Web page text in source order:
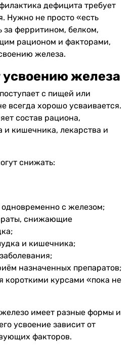
дефицита требует
Нужно не просто «есть
за ферритином, белком,
рационом и факторами,
железа.
усвоению железа
с пищей или
всегда хорошо усваивается.
состав рациона,
и кишечника, лекарства и
снижать:
с железом;
снижающие
и кишечника;
назначенных препаратов;
короткими курсами «пока не
железо имеет разные формы и
усвоение зависит от
факторов.